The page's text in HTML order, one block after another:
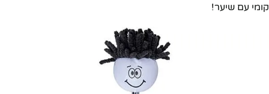
קומי עם שיער!